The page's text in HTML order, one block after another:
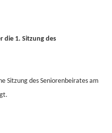
die 1. Sitzung des
Sitzung des Seniorenbeirates am